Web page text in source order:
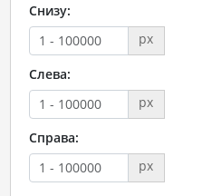
Снизу:
px
Слева:
px
Справа:
px